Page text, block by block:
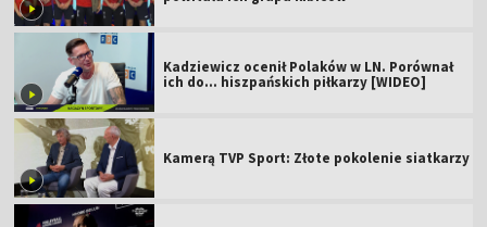
Kadziewicz ocenił Polaków w LN. Porównał
ich do... hiszpańskich piłkarzy [WIDEO]
Kamerą TVP Sport: Złote pokolenie siatkarzy